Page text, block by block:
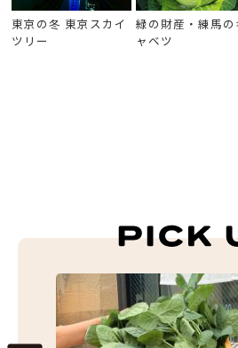
東京の冬 東京スカイ
ツリー
緑の財産・練馬の
ャベツ